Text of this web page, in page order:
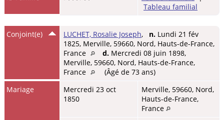
Tableau familial
Conjoint(e) LUCHET, Rosalie Joseph, n. Lundi 21 fév
1825, Merville, 59660, Nord, Hauts-de-France,
France
d. Mercredi 08 juin 1898,
Merville, 59660, Nord, Hauts-de-France,
France
(Âgé de 73 ans)
Mariage
Mercredi 23 oct
1850
Merville, 59660, Nord,
Hauts-de-France,
France